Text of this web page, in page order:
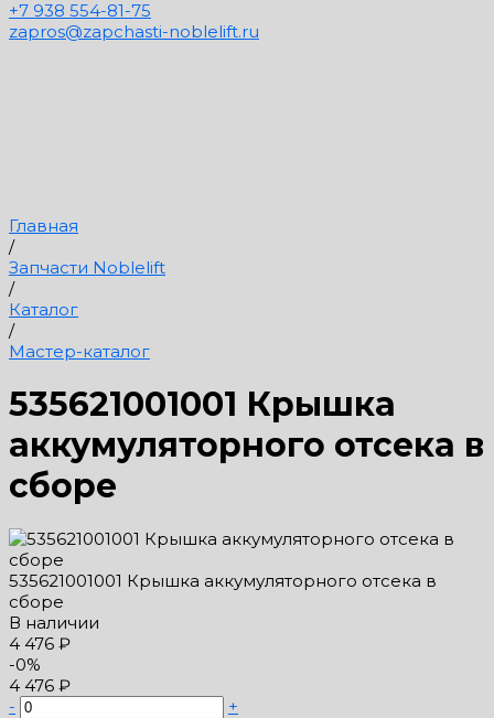
+7 938 554-81-75
zapros@zapchasti-noblelift.ru
Главная
/
Запчасти Noblelift
/
Каталог
/
Мастер-каталог
535621001001 Крышка
аккумуляторного отсека в
сборе
535621001001 Крышка аккумуляторного отсека в
сборе
В наличии
4 476 ₽
-0%
4 476 ₽
-
+